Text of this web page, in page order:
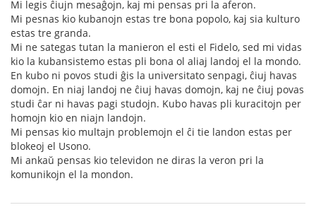
Mi legis ĉiujn mesaĝojn, kaj mi pensas pri la aferon.
Mi pesnas kio kubanojn estas tre bona popolo, kaj sia kulturo
estas tre granda.
Mi ne sategas tutan la manieron el esti el Fidelo, sed mi vidas
kio la kubansistemo estas pli bona ol aliaj landoj el la mondo.
En kubo ni povos studi ĝis la universitato senpagi, ĉiuj havas
domojn. En niaj landoj ne ĉiuj havas domojn, kaj ne ĉiuj povas
studi ĉar ni havas pagi studojn. Kubo havas pli kuracitojn per
homojn kio en niajn landojn.
Mi pensas kio multajn problemojn el ĉi tie landon estas per
blokeoj el Usono.
Mi ankaŭ pensas kio televidon ne diras la veron pri la
komunikojn el la mondon.